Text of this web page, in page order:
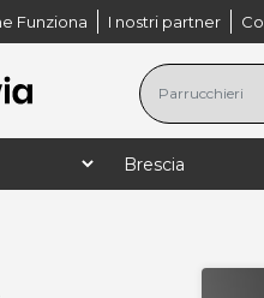
Funziona I nostri partner